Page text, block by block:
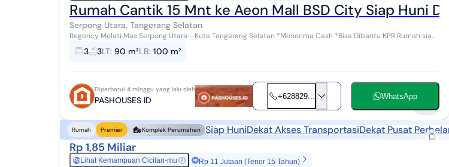
Rumah Cantik 15 Mnt ke Aeon Mall BSD City Siap Huni
Serpong Utara, Tangerang Selatan
Regency Melati Mas Serpong Utara - Kota Tangerang Selatan *Menerima Cash *Bisa Dibantu KPR Rumah siap
huni lokasi strategis, dekat dengan fasilit...
3 3LT: 90 m²LB: 100 m²
Diperbarui 4 minggu yang lalu oleh
PASHOUSES ID +628829... WhatsApp
Rumah Premier Komplek Perumahan Siap HuniDekat Akses TransportasiDekat Pusat
Rp 1,85 Miliar
RpLihat Kemampuan Cicilan-mu ⓘ Rp 11 Jutaan (Tenor 15 Tahun)